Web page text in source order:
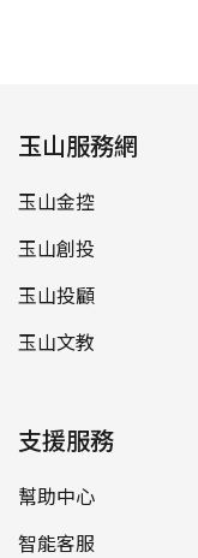
玉山服務網
玉山金控
玉山創投
玉山投顧
玉山文教
支援服務
幫助中心
智能客服